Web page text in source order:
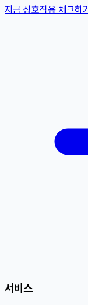
지금 상호작용 체크하기
서비스